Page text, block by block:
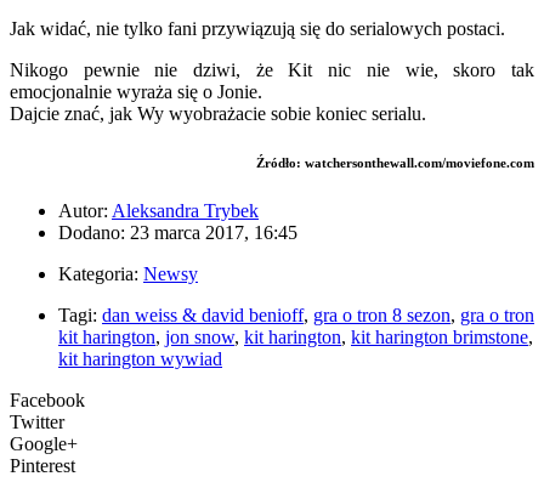
Jak widać, nie tylko fani przywiązują się do serialowych postaci.
Nikogo pewnie nie dziwi, że Kit nic nie wie, skoro tak
emocjonalnie wyraża się o Jonie.
Dajcie znać, jak Wy wyobrażacie sobie koniec serialu.
Źródło: watchersonthewall.com/moviefone.com
Autor: Aleksandra Trybek
Dodano: 23 marca 2017, 16:45
Kategoria: Newsy
Tagi: dan weiss & david benioff, gra o tron 8 sezon, gra o tron
kit harington, jon snow, kit harington, kit harington brimstone,
kit harington wywiad
Facebook
Twitter
Google+
Pinterest